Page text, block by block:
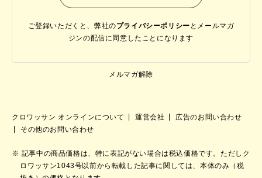
ご登録いただくと、弊社のプライバシーポリシー と メールマガ
ジンの配信に同意したことになります
メルマガ解除
クロワッサン オンラインについて 運営会社
広告のお問い合わせ
その他のお問い合わせ
記事中の商品価格は、特に表記がない場合は税込価格です。ただしク
ロワッサン1043号以前から転載した記事に関しては、本体のみ（税